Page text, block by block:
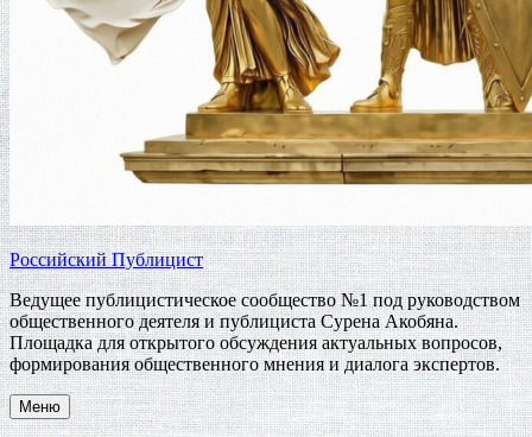
Российский Публицист
Ведущее публицистическое сообщество №1 под руководством
общественного деятеля и публициста Сурена Акобяна.
Площадка для открытого обсуждения актуальных вопросов,
формирования общественного мнения и диалога экспертов.
Меню